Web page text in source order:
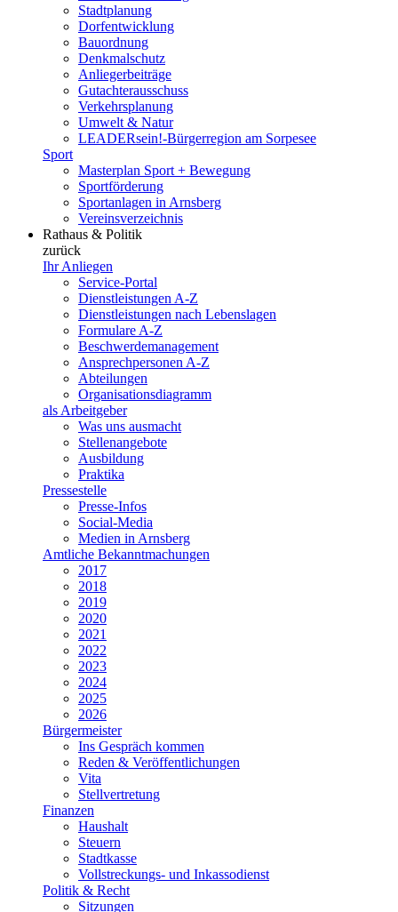
Stadtplanung
Dorfentwicklung
Bauordnung
Denkmalschutz
Anliegerbeiträge
Gutachterausschuss
Verkehrsplanung
Umwelt & Natur
LEADERsein!-Bürgerregion am Sorpesee
Sport
Masterplan Sport + Bewegung
Sportförderung
Sportanlagen in Arnsberg
Vereinsverzeichnis
Rathaus & Politik
zurück
Ihr Anliegen
Service-Portal
Dienstleistungen A-Z
Dienstleistungen nach Lebenslagen
Formulare A-Z
Beschwerdemanagement
Ansprechpersonen A-Z
Abteilungen
Organisationsdiagramm
als Arbeitgeber
Was uns ausmacht
Stellenangebote
Ausbildung
Praktika
Pressestelle
Presse-Infos
Social-Media
Medien in Arnsberg
Amtliche Bekanntmachungen
2017
2018
2019
2020
2021
2022
2023
2024
2025
2026
Bürgermeister
Ins Gespräch kommen
Reden & Veröffentlichungen
Vita
Stellvertretung
Finanzen
Haushalt
Steuern
Stadtkasse
Vollstreckungs- und Inkassodienst
Politik & Recht
Sitzungen